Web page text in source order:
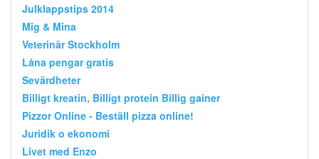
Julklappstips 2014
Mig & Mina
Veterinär Stockholm
Låna pengar gratis
Sevärdheter
Billigt kreatin, Billigt protein Billig gainer
Pizzor Online - Beställ pizza online!
Juridik o ekonomi
Livet med Enzo